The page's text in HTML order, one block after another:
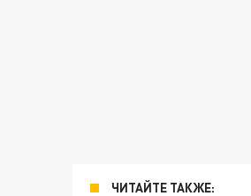
ЧИТАЙТЕ ТАКЖЕ: